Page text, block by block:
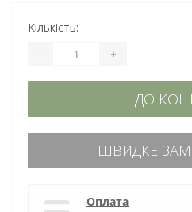
Кількість:
- +
ДО
ШВИДКЕ
Оплата